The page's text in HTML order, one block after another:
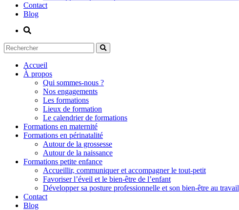
Contact
Blog
Accueil
À propos
Qui sommes-nous ?
Nos engagements
Les formations
Lieux de formation
Le calendrier de formations
Formations en maternité
Formations en périnatalité
Autour de la grossesse
Autour de la naissance
Formations petite enfance
Accueillir, communiquer et accompagner le tout-petit
Favoriser l’éveil et le bien-être de l’enfant
Développer sa posture professionnelle et son bien-être au travail
Contact
Blog